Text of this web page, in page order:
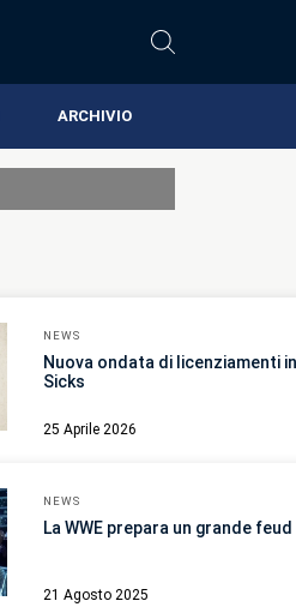
ARCHIVIO
NEWS
Nuova ondata di licenziamenti
Sicks
25 Aprile 2026
NEWS
La WWE prepara un grande
21 Agosto 2025